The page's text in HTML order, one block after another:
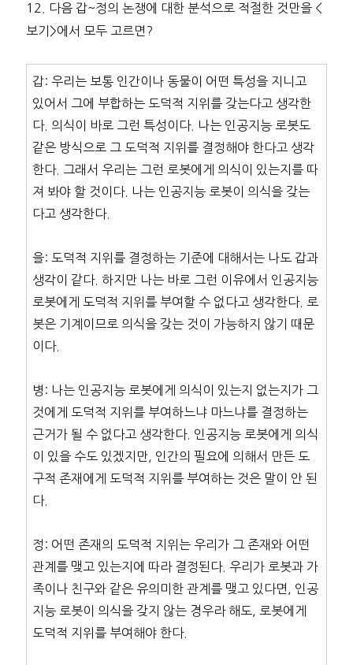
12. 다음 갑~정의 논쟁에 대한 분석으로 적절한 것만을 <
보기>에서 모두 고르면?
갑: 우리는 보통 인간이나 동물이 어떤 특성을 지니고
있어서 그에 부합하는 도덕적 지위를 갖는다고 생각한
다. 의식이 바로 그런 특성이다. 나는 인공지능 로봇도
같은 방식으로 그 도덕적 지위를 결정해야 한다고 생각
한다. 그래서 우리는 그런 로봇에게 의식이 있는지를 따
져 봐야 할 것이다. 나는 인공지능 로봇이 의식을 갖는
다고 생각한다.
을: 도덕적 지위를 결정하는 기준에 대해서는 나도 갑과
생각이 같다. 하지만 나는 바로 그런 이유에서 인공지능
로봇에게 도덕적 지위를 부여할 수 없다고 생각한다. 로
봇은 기계이므로 의식을 갖는 것이 가능하지 않기 때문
이다.
병: 나는 인공지능 로봇에게 의식이 있는지 없는지가 그
것에게 도덕적 지위를 부여하느냐 마느냐를 결정하는
근거가 될 수 없다고 생각한다. 인공지능 로봇에게 의식
이 있을 수도 있겠지만, 인간의 필요에 의해서 만든 도
구적 존재에게 도덕적 지위를 부여하는 것은 말이 안 된
다.
정: 어떤 존재의 도덕적 지위는 우리가 그 존재와 어떤
관계를 맺고 있는지에 따라 결정된다. 우리가 로봇과 가
족이나 친구와 같은 유의미한 관계를 맺고 있다면, 인공
지능 로봇이 의식을 갖지 않는 경우라 해도, 로봇에게
도덕적 지위를 부여해야 한다.